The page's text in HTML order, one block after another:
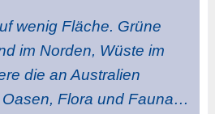
wenig Fläche. Grüne
im Norden, Wüste im
die an Australien
Flora und Fauna…